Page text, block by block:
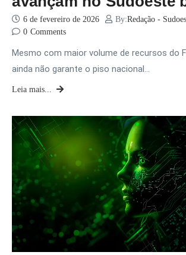
6 de fevereiro de 2026 By:Redação -
0 Comments
Mesmo com maior volume de recursos do
ainda não garante o piso nacional…
Leia mais...